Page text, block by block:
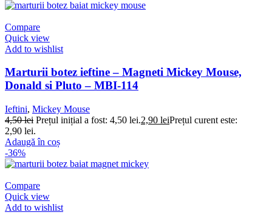
Compare
Quick view
Add to wishlist
Marturii botez ieftine – Magneti Mickey Mouse,
Donald si Pluto – MBI-114
Ieftini, Mickey Mouse
4,50lei Prețul inițial a fost: 4,50 lei.2,90 leiPrețul curent este:
2,90 lei.
Adaugă în coș
-36%
Compare
Quick view
Add to wishlist